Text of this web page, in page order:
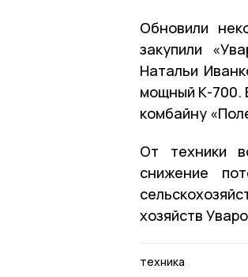
Обновили
закупили
Натальи
мощный К-700.
комбайну
От техники
снижение
хозяйств
техника